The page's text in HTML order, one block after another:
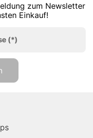
zum Newsletter
Einkauf!
(*)